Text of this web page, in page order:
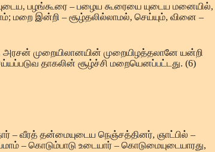
பழங்கூரை – பழைய கூரையை யுடைய மனையில்,
மறை இன்றி – சூழ்தலில்லாமல், செய்யும், வினை –
அரசன் முறையிலானயின் முறையிழத்தலானே யன்றி
தாகலின் சூழ்ச்சி மறையெனப்பட்டது. (6)
– வீரத் தன்மையுடைய நெஞ்சத்தினர், ஞாட்பில் –
– கொடும்பாடு உடையார் – கொடுமையுடையாரது,